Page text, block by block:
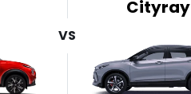
Cityray